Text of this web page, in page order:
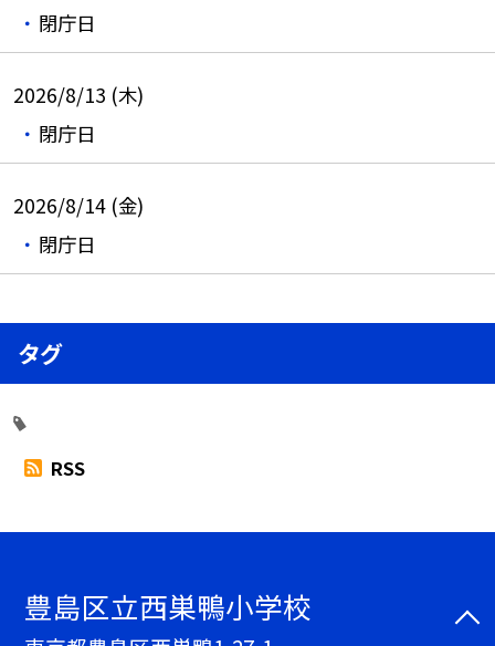
閉庁日
2026/8/13 (木)
閉庁日
2026/8/14 (金)
閉庁日
タグ
RSS
豊島区立西巣鴨小学校